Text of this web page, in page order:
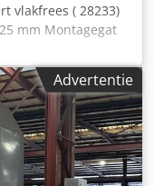
vlakfrees ( 28233)
mm Montagegat
kg
Advertentie